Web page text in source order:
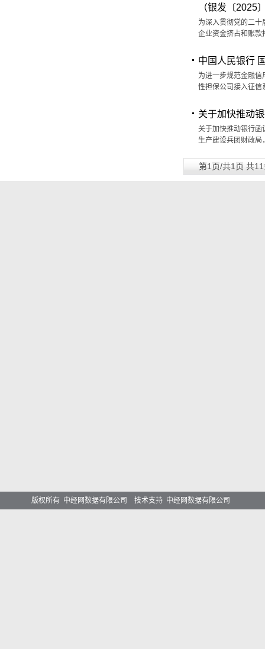
（银发〔2025
为深入贯彻党的二
企业资金挤占和账
中国人民银行
为进一步规范金融
性担保公司接入征
关于加快推动
关于加快推动银行函
生产建设兵团财政
第1页/共1页 共
版权所有 中经网数据有限公司 技术支持 中经网数据有限公司